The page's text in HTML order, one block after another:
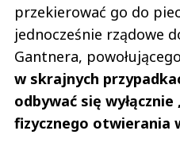
przekierować go do
jednocześnie rządowe
Gantnera,
w skrajnych
odbywać się wyłącznie
fizycznego otwierania